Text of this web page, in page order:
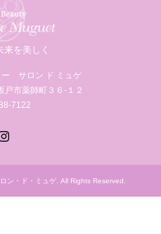
来を美しく
ー サロン ド ミュゲ
市薬師町３６‐１２
7122
ン・ド・ミュゲ. All Rights Reserved.